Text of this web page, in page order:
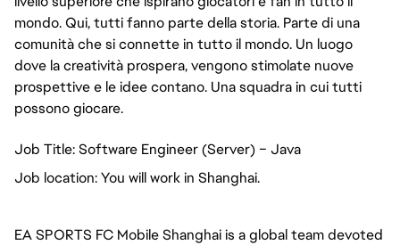
mondo. Qui, tutti fanno parte della storia. Parte di una
comunità che si connette in tutto il mondo. Un luogo
dove la creatività prospera, vengono stimolate nuove
prospettive e le idee contano. Una squadra in cui tutti
possono giocare.
Job Title: Software Engineer (Server) – Java
Job location: You will work in Shanghai.
EA SPORTS FC Mobile Shanghai is a global team devoted